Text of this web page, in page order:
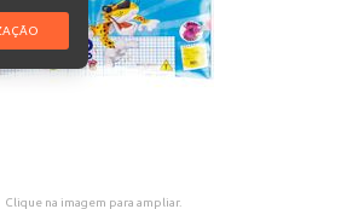
Clique na imagem para ampliar.